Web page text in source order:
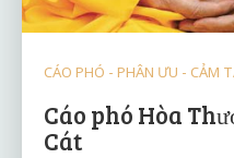
CÁO PHÓ - PHÂN ƯU - CẢM
Cáo phó Hòa
Cát